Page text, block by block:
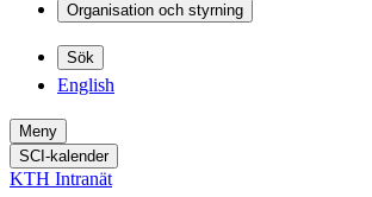
Organisation och styrning
Sök
English
Meny
SCI-kalender
KTH Intranät